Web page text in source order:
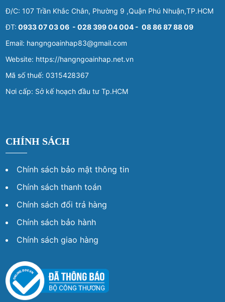
Đ/C: 107 Trần Khắc Chân, Phường 9 ,Quận Phú Nhuận,TP.HCM
ĐT: 0933 07 03 06 - 028 399 04 004 - 08 86 87 88 09
Email: hangngoainhap83@gmail.com
Website: https://hangngoainhap.net.vn
Mã số thuế: 0315428367
Nơi cấp: Sở kế hoạch đầu tư Tp.HCM
CHÍNH SÁCH
Chính sách bảo mật thông tin
Chính sách thanh toán
Chính sách đổi trả hàng
Chính sách bảo hành
Chính sách giao hàng